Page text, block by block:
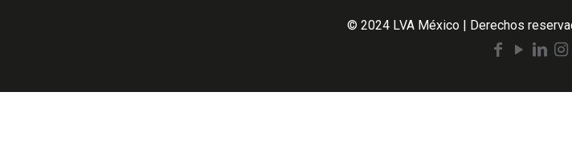
© 2024 LVA México | Derechos